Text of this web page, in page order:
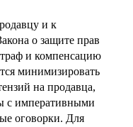
и к
о защите прав
и компенсацию
минимизировать
на продавца,
с императивными
оговорки. Для